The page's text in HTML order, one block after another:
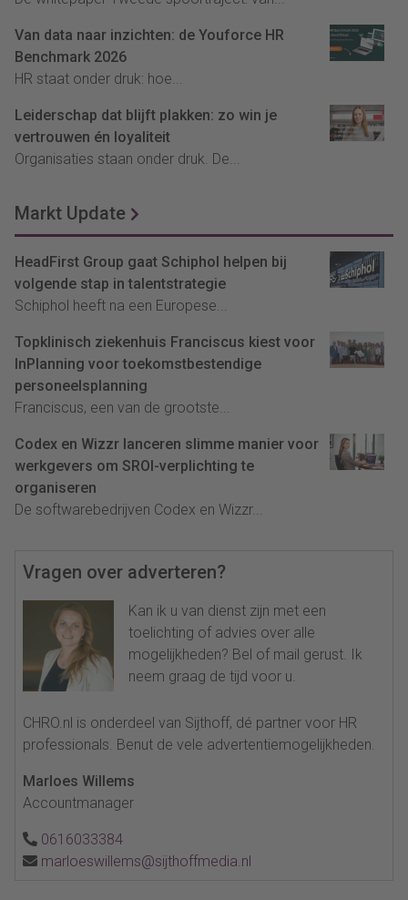
Van data naar inzichten: de Youforce HR
Benchmark 2026
HR staat onder druk: hoe...
Leiderschap dat blijft plakken: zo win je
vertrouwen én loyaliteit
Organisaties staan onder druk. De...
Markt Update
HeadFirst Group gaat Schiphol helpen bij
volgende stap in talentstrategie
Schiphol heeft na een Europese...
Topklinisch ziekenhuis Franciscus kiest voor
InPlanning voor toekomstbestendige
personeelsplanning
Franciscus, een van de grootste...
Codex en Wizzr lanceren slimme manier voor
werkgevers om SROI-verplichting te
organiseren
De softwarebedrijven Codex en Wizzr...
Vragen over adverteren?
Kan ik u van dienst zijn met een
toelichting of advies over alle
mogelijkheden? Bel of mail gerust. Ik
neem graag de tijd voor u.
CHRO.nl is onderdeel van Sijthoff, dé partner voor HR
professionals. Benut de vele advertentiemogelijkheden.
Marloes Willems
Accountmanager
0616033384
marloeswillems@sijthoffmedia.nl